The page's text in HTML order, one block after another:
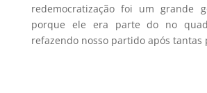
redemocratização foi um grande
porque ele era parte do no
refazendo nosso partido após tantas